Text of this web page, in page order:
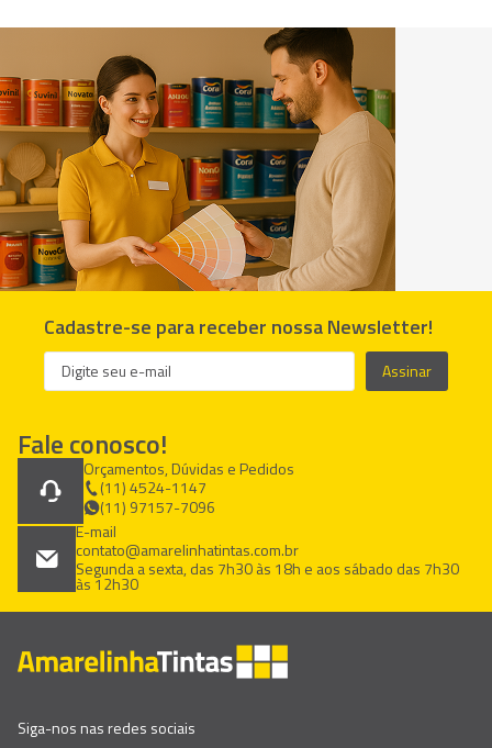
Cadastre-se para receber nossa Newsletter!
Assinar
Fale conosco!
Orçamentos, Dúvidas e Pedidos
(11) 4524-1147
(11) 97157-7096
E-mail
contato@amarelinhatintas.com.br
Segunda a sexta, das 7h30 às 18h e aos sábado das 7h30
às 12h30
Siga-nos nas redes sociais